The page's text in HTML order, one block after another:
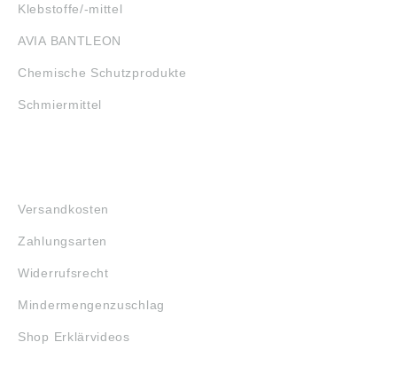
Klebstoffe/-mittel
AVIA BANTLEON
Chemische Schutzprodukte
Schmiermittel
Versandkosten
Zahlungsarten
Widerrufsrecht
Mindermengenzuschlag
Shop Erklärvideos